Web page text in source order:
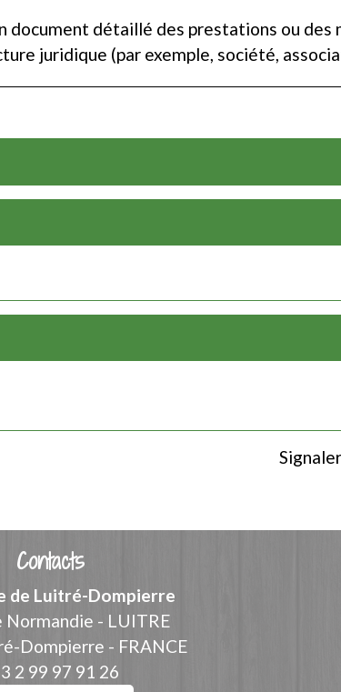
détaillé des prestations ou des
juridique (par exemple, société,
Contacts
de Luitré-Dompierre
Normandie - LUITRE
Dompierre - FRANCE
2 99 97 91 26